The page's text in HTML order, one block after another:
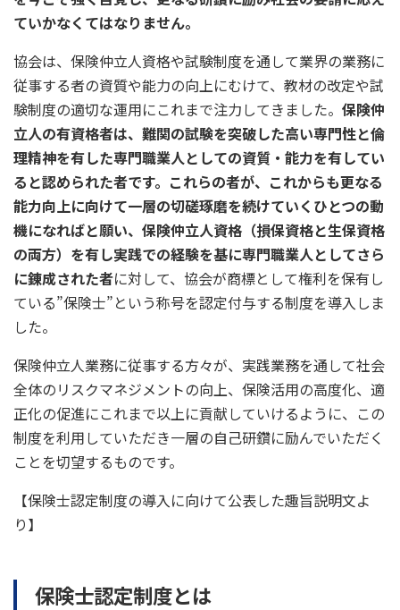
ていかなくてはなりません。
協会は、保険仲立人資格や試験制度を通して業界の業務に
従事する者の資質や能力の向上にむけて、教材の改定や試
験制度の適切な運用にこれまで注力してきました。 保険仲
立人の有資格者は、難関の試験を突破した高い専門性と倫
理精神を有した専門職業人としての資質・能力を有してい
ると認められた者です。これらの者が、これからも更なる
能力向上に向けて一層の切磋琢磨を続けていくひとつの動
機になればと願い、保険仲立人資格（損保資格と生保資格
の両方）を有し実践での経験を基に専門職業人としてさら
に錬成された者に対して、協会が商標として権利を保有し
ている”保険士”という称号を認定付与する制度を導入しま
した。
保険仲立人業務に従事する方々が、実践業務を通して社会
全体のリスクマネジメントの向上、保険活用の高度化、適
正化の促進にこれまで以上に貢献していけるように、この
制度を利用していただき一層の自己研鑽に励んでいただく
ことを切望するものです。
【保険士認定制度の導入に向けて公表した趣旨説明文よ
り】
保険士認定制度とは